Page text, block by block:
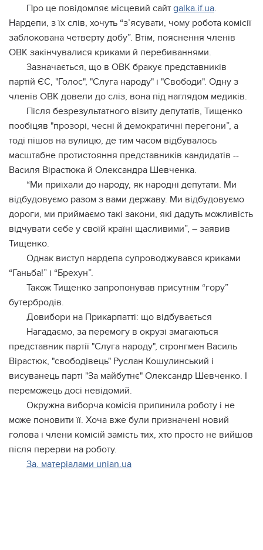
Про це повідомляє місцевий сайт galka.if.ua.
Нардепи, з їх слів, хочуть “з’ясувати, чому робота комісії
заблокована четверту добу”. Втім, пояснення членів
ОВК закінчувалися криками й перебиваннями.
Зазначається, що в ОВК бракує представників
партій ЄС, "Голос", "Слуга народу" і "Свободи". Одну з
членів ОВК довели до сліз, вона під наглядом медиків.
Після безрезультатного візиту депутатів, Тищенко
пообіцяв "прозорі, чесні й демократичні перегони”, а
тоді пішов на вулицю, де тим часом відбувалось
масштабне протистояння представників кандидатів --
Василя Вірастюка й Олександра Шевченка.
“Ми приїхали до народу, як народні депутати. Ми
відбудовуємо разом з вами державу. Ми відбудовуємо
дороги, ми приймаємо такі закони, які дадуть можливість
відчувати себе у своїй країні щасливими”, – заявив
Тищенко.
Однак виступ нардепа супроводжувався криками
“Ганьба!” і “Брехун”.
Також Тищенко запропонував присутнім “гору”
бутербродів.
Довибори на Прикарпатті: що відбувається
Нагадаємо, за перемогу в окрузі змагаються
представник партії "Слуга народу", стронгмен Василь
Вірастюк, "свободівець" Руслан Кошулинський і
висуванець парті "За майбутнє" Олександр Шевченко. І
переможець досі невідомий.
Окружна виборча комісія припинила роботу і не
може поновити її. Хоча вже були призначені новий
голова і члени комісій замість тих, хто просто не вийшов
після перерви на роботу.
За. матеріалами unian.ua